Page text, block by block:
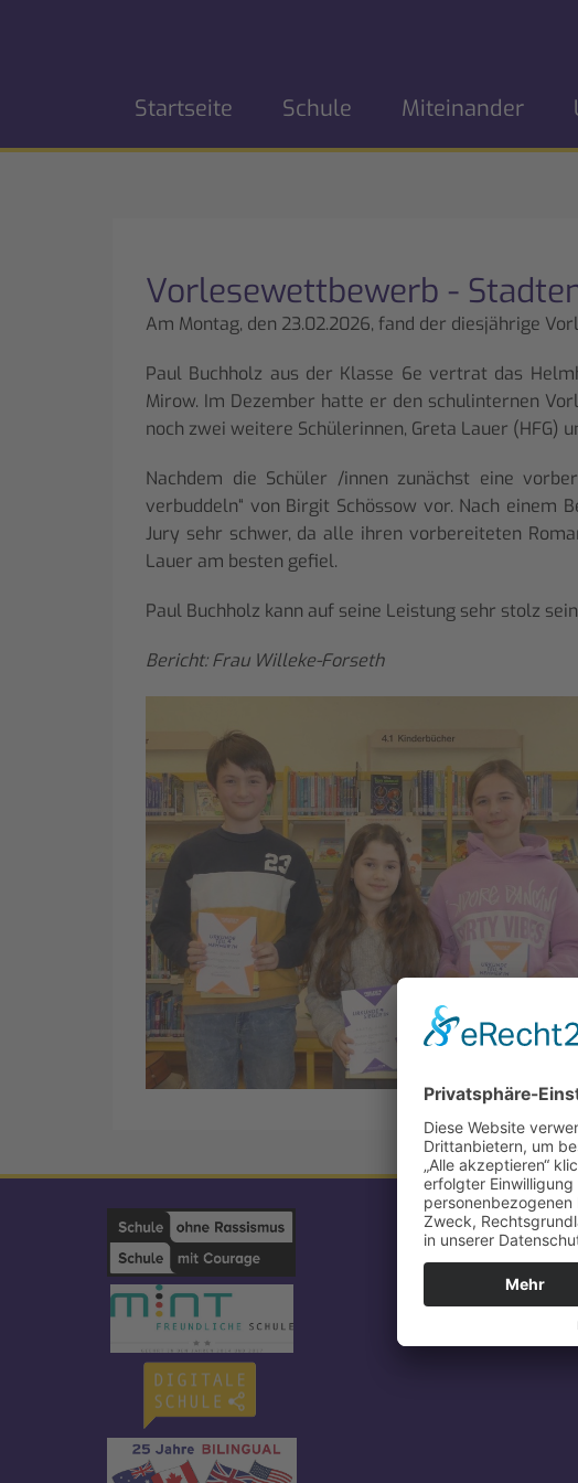
Startseite Schule Miteinander
Vorlesewettbewerb -
Am Montag, den 23.02.2026, fand der diesjährige
Paul Buchholz aus der Klasse 6e vertrat das
Mirow. Im Dezember hatte er den schulinternen
noch zwei weitere Schülerinnen, Greta Lauer (HFG)
Nachdem die Schüler /innen zunächst eine
verbuddeln“ von Birgit Schössow vor. Nach einem
Jury sehr schwer, da alle ihren vorbereiteten
Lauer am besten gefiel.
Paul Buchholz kann auf seine Leistung sehr stolz
Bericht: Frau Willeke-Forseth